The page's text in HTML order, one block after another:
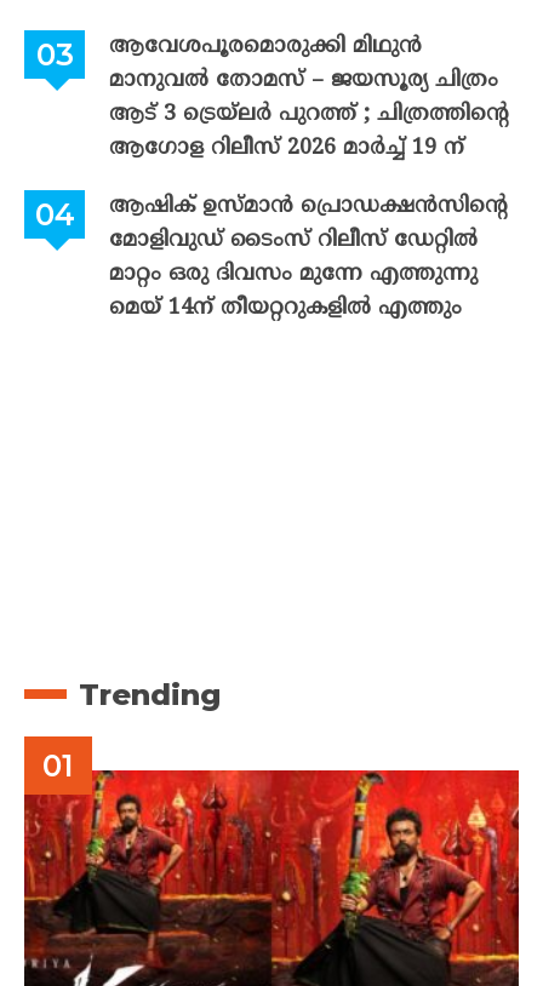
ആവേശപൂരമൊരുക്കി മിഥുൻ
മാനുവൽ തോമസ് – ജയസൂര്യ ചിത്രം
ആട് 3 ട്രെയ്‌ലർ പുറത്ത് ; ചിത്രത്തിന്റെ
ആഗോള റിലീസ് 2026 മാർച്ച് 19 ന്
ആഷിക് ഉസ്മാൻ പ്രൊഡക്ഷൻസിന്റെ
മോളിവുഡ് ടൈംസ് റിലീസ് ഡേറ്റിൽ
മാറ്റം ഒരു ദിവസം മുന്നേ എത്തുന്നു
മെയ് 14ന് തീയറ്ററുകളിൽ എത്തും
Trending